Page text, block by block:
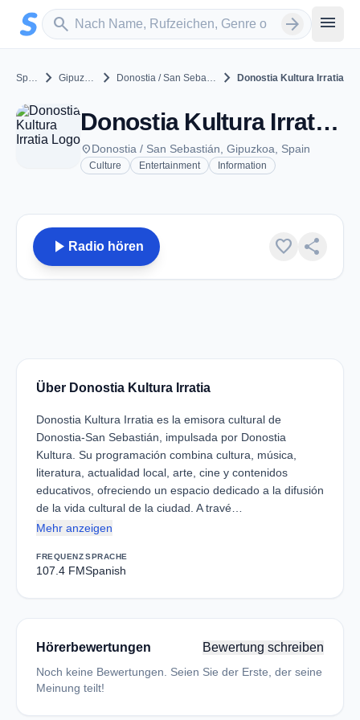
Zum Hauptinhalt springen
search
Sender suchen arrow_forward menu
Spain chevron_right Gipuzkoa chevron_right Donostia / San Sebastián chevron_right Donostia Kultura Irratia
Donostia Kultura Irratia - FM 107.4 - Donostia / San Sebastián
placeDonostia / San Sebastián, Gipuzkoa, Spain
Culture Entertainment Information
play_arrow Radio hören favorite share
Über Donostia Kultura Irratia
Donostia Kultura Irratia es la emisora cultural de
Donostia-San Sebastián, impulsada por Donostia
Kultura. Su programación combina cultura, música,
literatura, actualidad local, arte, cine y contenidos
educativos, ofreciendo un espacio dedicado a la difusión
de la vida cultural de la ciudad. A travé…
Mehr anzeigen
FREQUENZ
107.4 FM
SPRACHE
Spanish
Hörerbewertungen Bewertung schreiben
Noch keine Bewertungen. Seien Sie der Erste, der seine
Meinung teilt!